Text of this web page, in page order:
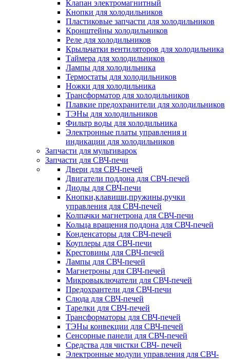
Клапан электромагнитный
Кнопки для холодильников
Пластиковые запчасти для холодильников
Кронштейны холодильников
Реле для холодильников
Крыльчатки вентиляторов для холодильника
Таймера для холодильников
Лампы для холодильника
Термостаты для холодильников
Ножки для холодильника
Трансформатор для холодильников
Плавкие предохранители для холодильников
ТЭНы для холодильников
Фильтр воды для холодильника
Электронные платы управления и
индикации для холодильников
Запчасти для мультиварок
Запчасти для СВЧ-печи
Двери для СВЧ-печей
Двигатели поддона для СВЧ-печей
Диоды для СВЧ-печи
Кнопки,клавиши,пружины,ручки
управления для СВЧ-печей
Колпачки магнетрона для СВЧ-печи
Кольца вращения поддона для СВЧ-печей
Конденсаторы для СВЧ-печей
Коуплеры для СВЧ-печи
Крестовины для СВЧ-печей
Лампы для СВЧ-печей
Магнетроны для СВЧ-печей
Микровыключатели для СВЧ-печей
Предохрантели для СВЧ-печи
Слюда для СВЧ-печей
Тарелки для СВЧ-печей
Трансформаторы для СВЧ-печей
ТЭНы конвекции для СВЧ-печей
Сенсорные панели для СВЧ-печей
Средства для чистки СВЧ- печей
Электронные модули управления для СВЧ-